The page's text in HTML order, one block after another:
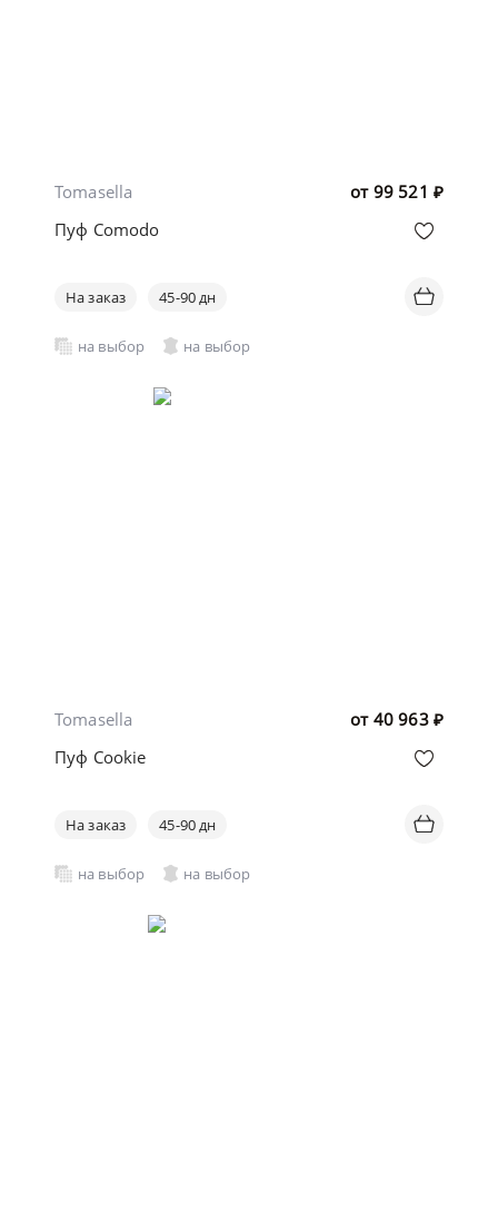
от 99 521 ₽
Tomasella
Пуф Comodo
На заказ 45-90 дн
на выбор на выбор
от 40 963 ₽
Tomasella
Пуф Cookie
На заказ 45-90 дн
на выбор на выбор